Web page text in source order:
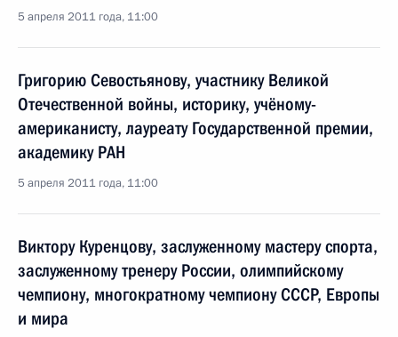
5 апреля 2011 года, 11:00
Григорию Севостьянову, участнику Великой
Отечественной войны, историку, учёному-
американисту, лауреату Государственной премии,
академику РАН
5 апреля 2011 года, 11:00
Виктору Куренцову, заслуженному мастеру спорта,
заслуженному тренеру России, олимпийскому
чемпиону, многократному чемпиону СССР, Европы
и мира